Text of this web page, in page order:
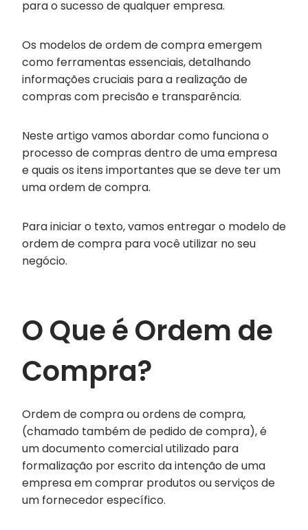
para o sucesso de qualquer empresa.
Os modelos de ordem de compra emergem
como ferramentas essenciais, detalhando
informações cruciais para a realização de
compras com precisão e transparência.
Neste artigo vamos abordar como funciona o
processo de compras dentro de uma empresa
e quais os itens importantes que se deve ter um
uma ordem de compra.
Para iniciar o texto, vamos entregar o modelo de
ordem de compra para você utilizar no seu
negócio.
O Que é Ordem de
Compra?
Ordem de compra ou ordens de compra,
(chamado também de pedido de compra), é
um documento comercial utilizado para
formalização por escrito da intenção de uma
empresa em comprar produtos ou serviços de
um fornecedor específico.